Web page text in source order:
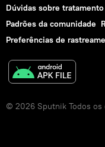
Dúvidas sobre
Padrões da comunidade
Preferências de
© 2026 Sputnik Todos os